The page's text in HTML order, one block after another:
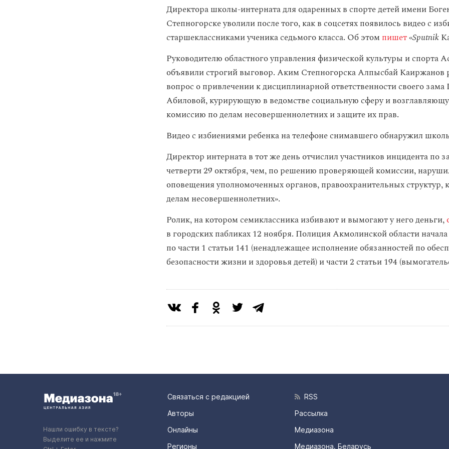
Директора школы-интерната для одаренных в спорте детей имени
Степногорске уволили после того, как в соцсетях появилось видео с
старшеклассниками ученика седьмого класса. Об этом пишет«Sputnik
Руководителю областного управления физической культуры и спорта
объявили строгий выговор. Аким Степногорска Алпысбай Каиржанов
вопрос о привлечении к дисциплинарной ответственности своего зама
Абиловой, курирующую в ведомстве социальную сферу и
комиссию по делам несовершеннолетних и защите их прав.
Видео с избиениями ребенка на телефоне снимавшего обнаружил
Директор интерната в тот же день отчислил участников инцидента по
четверти 29 октября, чем, по решению проверяющей комиссии,
оповещения уполномоченных органов, правоохранительных структур,
делам несовершеннолетних».
Ролик, на котором семиклассника избивают и вымогают у него деньги,
в городских пабликах 12 ноября. Полиция Акмолинской области
по части 1 статьи 141 (ненадлежащее исполнение обязанностей по
безопасности жизни и здоровья детей) и части 2 статьи 194
Нашли ошибку в тексте?
Выделите ее и нажмите
Связаться с редакцией
Авторы
Онлайны
Регионы
RSS
Рассылка
Медиазона
Медиазона. Беларусь